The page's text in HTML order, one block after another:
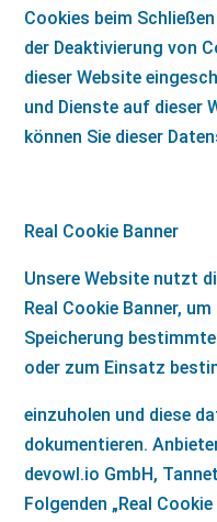
Cookies beim
der Deaktivierung von
dieser Website
und Dienste auf dieser
können Sie dieser
Real Cookie Banner
Unsere Website nutzt
Real Cookie Banner,
Speicherung
oder zum Einsatz
einzuholen und diese
dokumentieren.
devowl.io GmbH,
Folgenden „Real